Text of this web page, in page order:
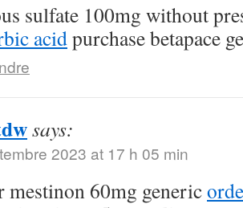
sulfate 100mg without
acidpurchase betapace
says:
2023 at 17 h 05 min
mestinon 60mg generic